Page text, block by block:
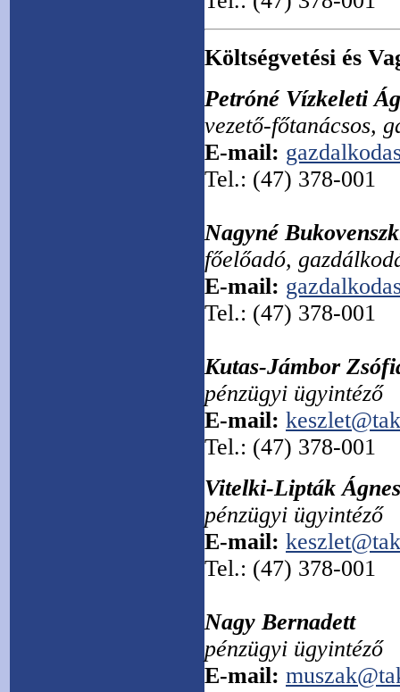
Költségvetési és
Petróné Vízkeleti
vezető-főtanácsos,
E-mail:
Tel.: (47) 378-001
Nagyné
főelőadó,
E-mail:
Tel.: (47) 378-001
Kutas-Jámbor
pénzügyi ügyintéző
E-mail:
Tel.: (47) 378-001
Vitelki-Lipták Ágnes
pénzügyi ügyintéző
E-mail:
Tel.: (47) 378-001
Nagy Bernadett
pénzügyi ügyintéző
E-mail: